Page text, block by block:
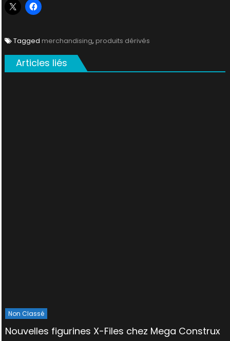
Tagged merchandising, produits dérivés
Articles liés
Non Classé
Nouvelles figurines X-Files chez Mega Construx